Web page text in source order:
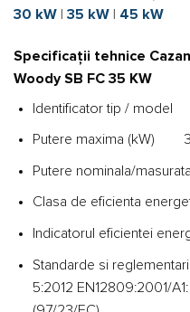
30 kW
35 kW 45 kW
Specificații tehnice
Woody SB FC 35 KW
Identificator tip / model
Putere maxima (kW)
Putere nominala/
Clasa de eficienta
Indicatorul eficientei
Standarde si
5:2012 EN12809:2001/